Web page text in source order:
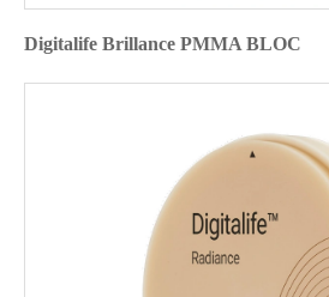
Digitalife Brillance PMMA BLOC